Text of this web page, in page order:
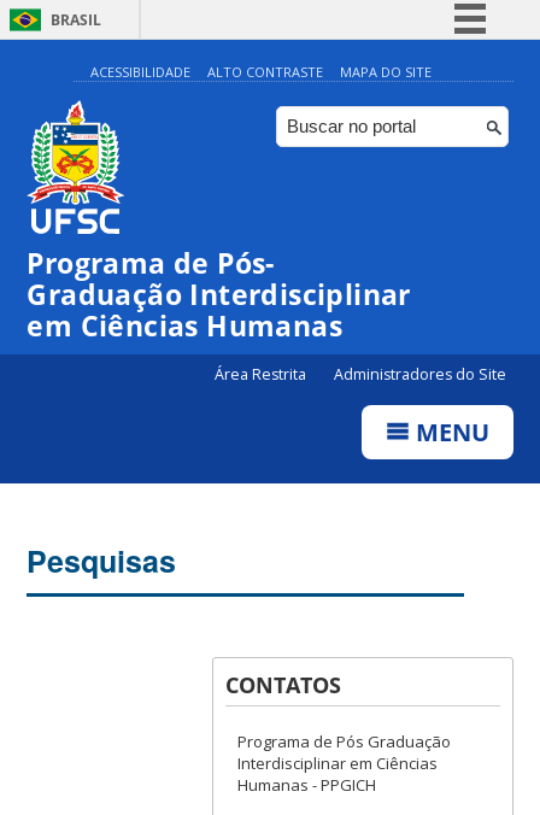
BRASIL
Simplifique!
Comunica BR
Participe
ACESSIBILIDADE ALTO CONTRASTE MAPA DO SITE
Programa de Pós-
Graduação Interdisciplinar
em Ciências Humanas
Área Restrita Administradores do Site
MENU
Pesquisas
CONTATOS
Programa de Pós Graduação
Interdisciplinar em Ciências
Humanas - PPGICH